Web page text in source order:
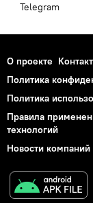
Telegram
О проекте
Политика
Политика
Правила
технологий
Новости компаний